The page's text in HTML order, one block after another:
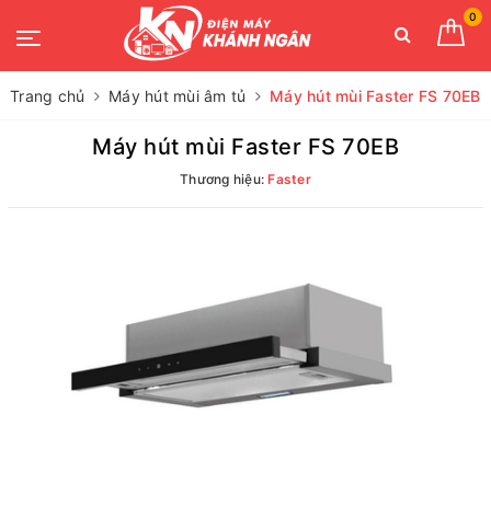
0
Trang chủ Máy hút mùi âm tủ Máy hút mùi Faster FS 70EB
Máy hút mùi Faster FS 70EB
Thương hiệu:Faster